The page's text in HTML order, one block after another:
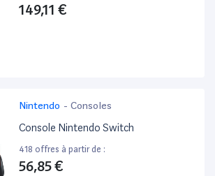
149,11 €
Nintendo - Consoles
Console Nintendo Switch
418 offres à partir de :
56,85 €